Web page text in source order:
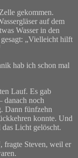
gekommen.
auf dem
Wasser in den
„Vielleicht hilft
hab ich schon mal
Lauf. Es gab
danach noch
Dann fünfzehn
konnte. Und
Licht gelöscht.
fragte Steven, weil er